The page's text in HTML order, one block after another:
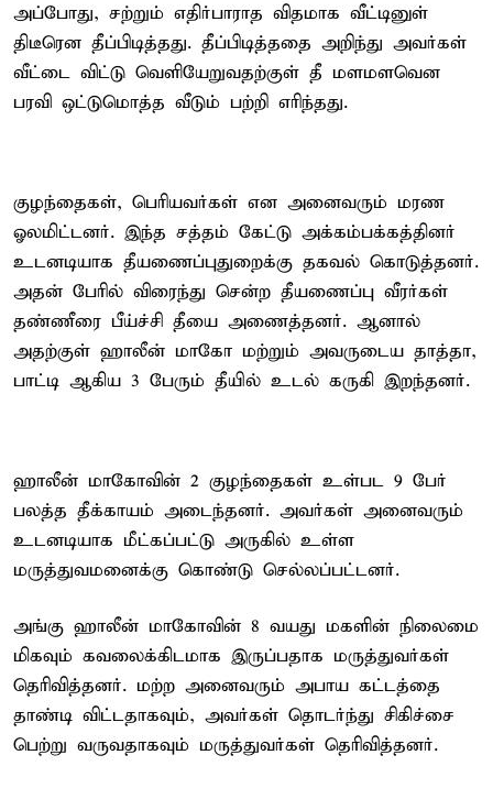
அப்போது, சற்றும் எதிர்பாராத விதமாக வீட்டினுள்
திடீரென தீப்பிடித்தது. தீப்பிடித்ததை அறிந்து அவர்கள்
வீட்டை விட்டு வெளியேறுவதற்குள் தீ மளமளவென
பரவி ஒட்டுமொத்த வீடும் பற்றி எரிந்தது.
குழந்தைகள், பெரியவர்கள் என அனைவரும் மரண
ஓலமிட்டனர். இந்த சத்தம் கேட்டு அக்கம்பக்கத்தினர்
உடனடியாக தீயணைப்புதுறைக்கு தகவல் கொடுத்தனர்.
அதன் பேரில் விரைந்து சென்ற தீயணைப்பு வீரர்கள்
தண்ணீரை பீய்ச்சி தீயை அணைத்தனர். ஆனால்
அதற்குள் ஹாலீன் மாகோ மற்றும் அவருடைய தாத்தா,
பாட்டி ஆகிய 3 பேரும் தீயில் உடல் கருகி இறந்தனர்.
ஹாலீன் மாகோவின் 2 குழந்தைகள் உள்பட 9 பேர்
பலத்த தீக்காயம் அடைந்தனர். அவர்கள் அனைவரும்
உடனடியாக மீட்கப்பட்டு அருகில் உள்ள
மருத்துவமனைக்கு கொண்டு செல்லப்பட்டனர்.
அங்கு ஹாலீன் மாகோவின் 8 வயது மகளின் நிலைமை
மிகவும் கவலைக்கிடமாக இருப்பதாக மருத்துவர்கள்
தெரிவித்தனர். மற்ற அனைவரும் அபாய கட்டத்தை
தாண்டி விட்டதாகவும், அவர்கள் தொடர்ந்து சிகிச்சை
பெற்று வருவதாகவும் மருத்துவர்கள் தெரிவித்தனர்.